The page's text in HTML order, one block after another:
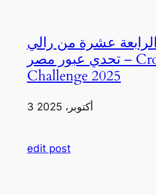
عشرة من رالي
تحدي عبور مصر – Cross Egypt
Challenge 2025
3 أكتوبر، 2025
edit post